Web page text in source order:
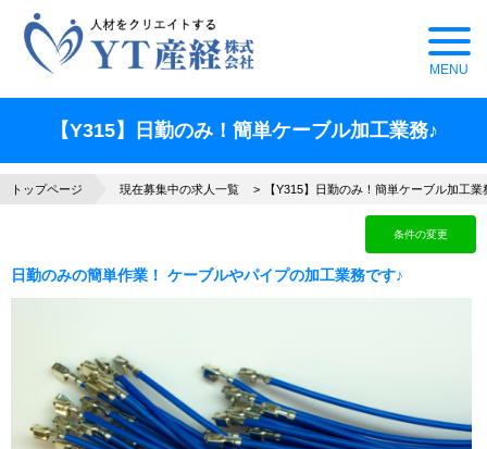
【Y315】日勤のみ！簡単ケーブル加工業務♪
トップページ 現在募集中の求人一覧 【Y315】日勤のみ！簡単ケーブル加工業
条件の変更
日勤のみの簡単作業！ ケーブルやパイプの加工業務です♪